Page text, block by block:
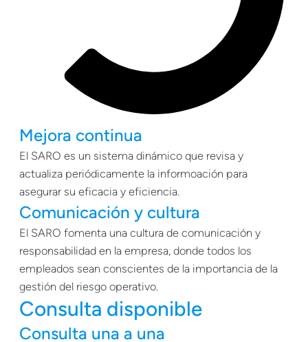
Mejora continua
El SARO es un sistema dinámico que revisa y
actualiza periódicamente la informoación para
asegurar su eficacia y eficiencia.
Comunicación y cultura
El SARO fomenta una cultura de comunicación y
responsabilidad en la empresa, donde todos los
empleados sean conscientes de la importancia de la
gestión del riesgo operativo.
Consulta disponible
Consulta una a una